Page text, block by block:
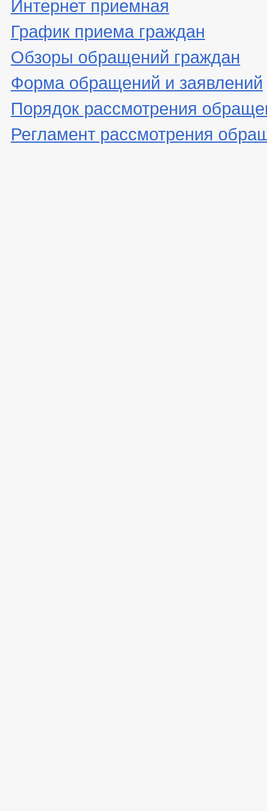
График приема граждан
Обзоры обращений граждан
Форма обращений и заявлений
Порядок рассмотрения
Регламент рассмотрения